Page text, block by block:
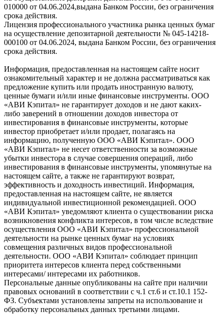
010000 от 04.06.2024,выдана Банком России, без ограничения
срока действия.
Лицензия профессионального участника рынка ценных бумаг
на осуществление депозитарной деятельности № 045-14218-
000100 от 04.06.2024, выдана Банком России, без ограничения
срока действия.
Информация, предоставленная на настоящем сайте носит
ознакомительный характер и не должна рассматриваться как
предложение купить или продать иностранную валюту,
ценные бумаги и/или иные финансовые инструменты. ООО
«АВИ Кэпитал» не гарантирует доходов и не дают каких-
либо заверений в отношении доходов инвестора от
инвестирования в финансовые инструменты, которые
инвестор приобретает и/или продает, полагаясь на
информацию, полученную ООО «АВИ Кэпитал». ООО
«АВИ Кэпитал» не несет ответственности за возможные
убытки инвестора в случае совершения операций, либо
инвестирования в финансовые инструменты, упомянутые на
настоящем сайте, а также не гарантируют возврат,
эффективность и доходность инвестиций. Информация,
предоставленная на настоящем сайте, не является
индивидуальной инвестиционной рекомендацией. ООО
«АВИ Кэпитал» уведомляют клиента о существовании риска
возникновения конфликта интересов, в том числе вследствие
осуществления ООО «АВИ Кэпитал» профессиональной
деятельности на рынке ценных бумаг на условиях
совмещения различных видов профессиональной
деятельности. ООО «АВИ Кэпитал» соблюдает принцип
приоритета интересов клиента перед собственными
интересами/ интересами их работников.
Персональные данные опубликованы на сайте при наличии
правовых оснований в соответствии с ч.1 ст.6 и ст.10.1 152-
ФЗ. Субъектами установлены запреты на использование и
обработку персональных данных третьими лицами.